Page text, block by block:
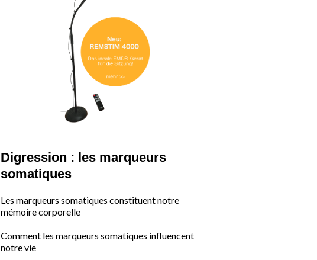
Digression : les marqueurs
somatiques
Les marqueurs somatiques constituent notre
mémoire corporelle
Comment les marqueurs somatiques influencent
notre vie